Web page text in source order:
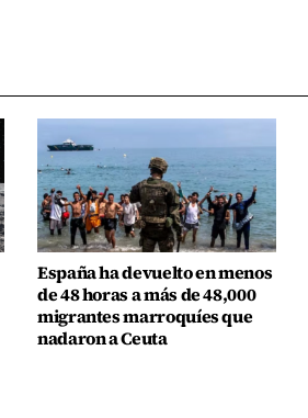
España ha devuelto en menos
de 48 horas a más de 48,000
migrantes marroquíes que
nadaron a Ceuta